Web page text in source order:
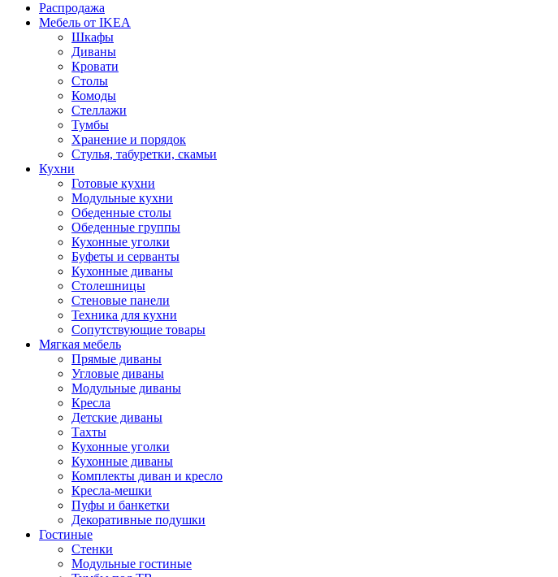
Распродажа
Мебель от IKEA
Шкафы
Диваны
Кровати
Столы
Комоды
Стеллажи
Тумбы
Хранение и порядок
Стулья, табуретки, скамьи
Кухни
Готовые кухни
Модульные кухни
Обеденные столы
Обеденные группы
Кухонные уголки
Буфеты и серванты
Кухонные диваны
Столешницы
Стеновые панели
Техника для кухни
Сопутствующие товары
Мягкая мебель
Прямые диваны
Угловые диваны
Модульные диваны
Кресла
Детские диваны
Тахты
Кухонные уголки
Кухонные диваны
Комплекты диван и кресло
Кресла-мешки
Пуфы и банкетки
Декоративные подушки
Гостиные
Стенки
Модульные гостиные